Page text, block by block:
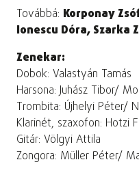
Továbbá: Korponay
Ionescu Dóra, Szarka
Zenekar:
Dobok: Valastyán Tamás
Harsona: Juhász Tibor/
Trombita: Újhelyi Péter/
Klarinét, szaxofon: Hotzi
Gitár: Völgyi Attila
Zongora: Müller Péter/